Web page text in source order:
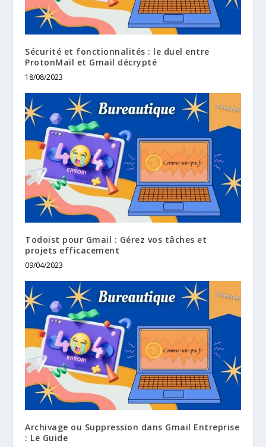
Sécurité et fonctionnalités : le duel entre
ProtonMail et Gmail décrypté
18/08/2023
Todoist pour Gmail : Gérez vos tâches et
projets efficacement
09/04/2023
Archivage ou Suppression dans Gmail Entreprise
: Le Guide